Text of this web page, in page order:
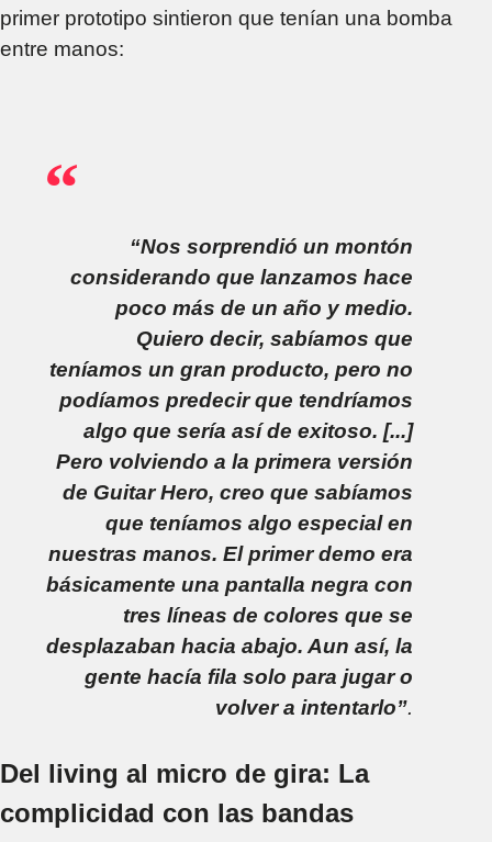
primer prototipo sintieron que tenían una bomba
entre manos:
“Nos sorprendió un montón
considerando que lanzamos hace
poco más de un año y medio.
Quiero decir, sabíamos que
teníamos un gran producto, pero no
podíamos predecir que tendríamos
algo que sería así de exitoso. [...]
Pero volviendo a la primera versión
de Guitar Hero, creo que sabíamos
que teníamos algo especial en
nuestras manos. El primer demo era
básicamente una pantalla negra con
tres líneas de colores que se
desplazaban hacia abajo. Aun así, la
gente hacía fila solo para jugar o
volver a intentarlo”.
Del living al micro de gira: La
complicidad con las bandas